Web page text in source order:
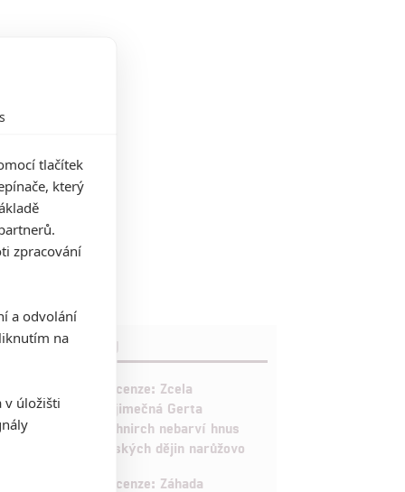
FILMŮ
10
Recenze: Zcela
výjimečná Gerta
Schnirch nebarví hnus
českých dějin narůžovo
Recenze: Záhada
tlačítek
který
zpracování
a odvolání
na
v úložišti